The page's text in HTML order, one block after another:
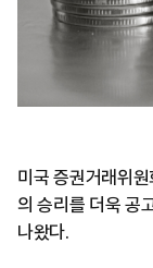
미국 증권거래위
의 승리를 더욱 공
나왔다.